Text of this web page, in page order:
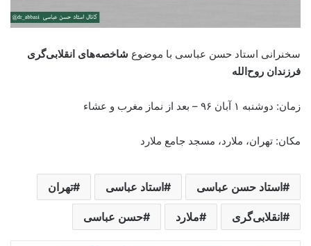
سخنرانی استاد حسن عباسی با موضوع شاخصه‌های انقلابی‌گری
فرزندان روح‌الله
زمان: دوشنبه ۱ آبان ۹۶ – بعد از نماز مغرب و عشاء
مکان: تهران، ملارد، مسجد جامع ملارد
استاد حسن عباسی استاد عباسی تهران
انقلابی‌گری ملارد حسن عباسی